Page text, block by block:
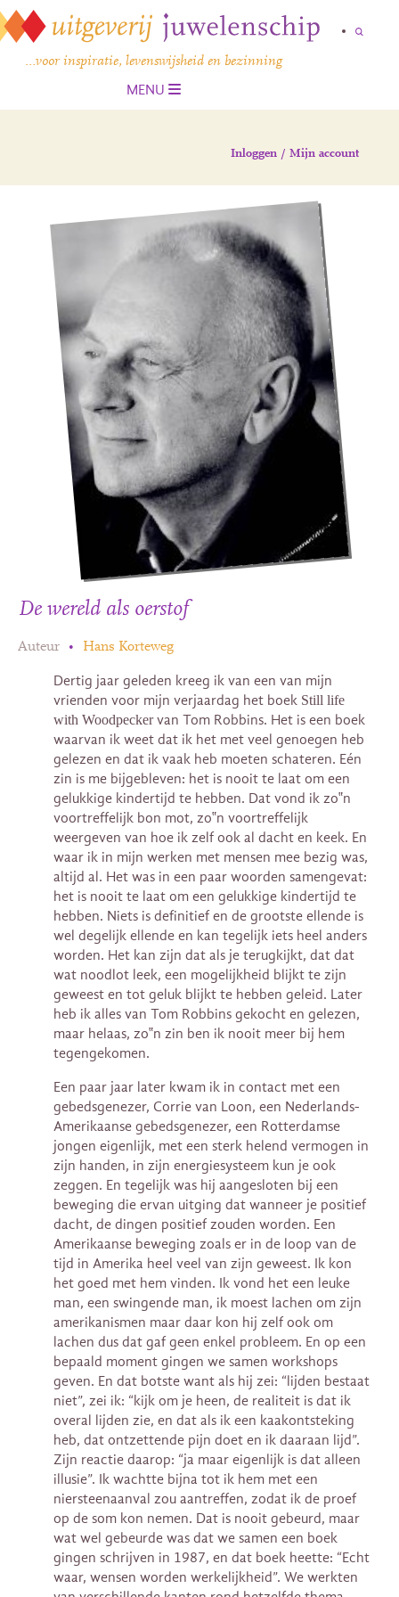
…voor inspiratie, levenswijsheid en bezinning
MENU
Inloggen / Mijn account
De wereld als oerstof
Auteur • Hans Korteweg
Dertig jaar geleden kreeg ik van een van mijn
vrienden voor mijn verjaardag het boek Still life
with Woodpeckervan Tom Robbins. Het is een boek
waarvan ik weet dat ik het met veel genoegen heb
gelezen en dat ik vaak heb moeten schateren. Eén
zin is me bijgebleven: het is nooit te laat om een
gelukkige kindertijd te hebben. Dat vond ik zo‟n
voortreffelijk bon mot, zo‟n voortreffelijk
weergeven van hoe ik zelf ook al dacht en keek. En
waar ik in mijn werken met mensen mee bezig was,
altijd al. Het was in een paar woorden samengevat:
het is nooit te laat om een gelukkige kindertijd te
hebben. Niets is definitief en de grootste ellende is
wel degelijk ellende en kan tegelijk iets heel anders
worden. Het kan zijn dat als je terugkijkt, dat dat
wat noodlot leek, een mogelijkheid blijkt te zijn
geweest en tot geluk blijkt te hebben geleid. Later
heb ik alles van Tom Robbins gekocht en gelezen,
maar helaas, zo‟n zin ben ik nooit meer bij hem
tegengekomen.
Een paar jaar later kwam ik in contact met een
gebedsgenezer, Corrie van Loon, een Nederlands-
Amerikaanse gebedsgenezer, een Rotterdamse
jongen eigenlijk, met een sterk helend vermogen in
zijn handen, in zijn energiesysteem kun je ook
zeggen. En tegelijk was hij aangesloten bij een
beweging die ervan uitging dat wanneer je positief
dacht, de dingen positief zouden worden. Een
Amerikaanse beweging zoals er in de loop van de
tijd in Amerika heel veel van zijn geweest. Ik kon
het goed met hem vinden. Ik vond het een leuke
man, een swingende man, ik moest lachen om zijn
amerikanismen maar daar kon hij zelf ook om
lachen dus dat gaf geen enkel probleem. En op een
bepaald moment gingen we samen workshops
geven. En dat botste want als hij zei: “lijden bestaat
niet”, zei ik: “kijk om je heen, de realiteit is dat ik
overal lijden zie, en dat als ik een kaakontsteking
heb, dat ontzettende pijn doet en ik daaraan lijd”.
Zijn reactie daarop: “ja maar eigenlijk is dat alleen
illusie”. Ik wachtte bijna tot ik hem met een
niersteenaanval zou aantreffen, zodat ik de proef
op de som kon nemen. Dat is nooit gebeurd, maar
wat wel gebeurde was dat we samen een boek
gingen schrijven in 1987, en dat boek heette: “Echt
waar, wensen worden werkelijkheid”. We werkten